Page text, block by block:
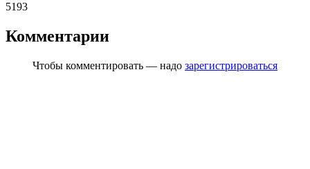
5193
Комментарии
Чтобы комментировать — надо зарегистрироваться